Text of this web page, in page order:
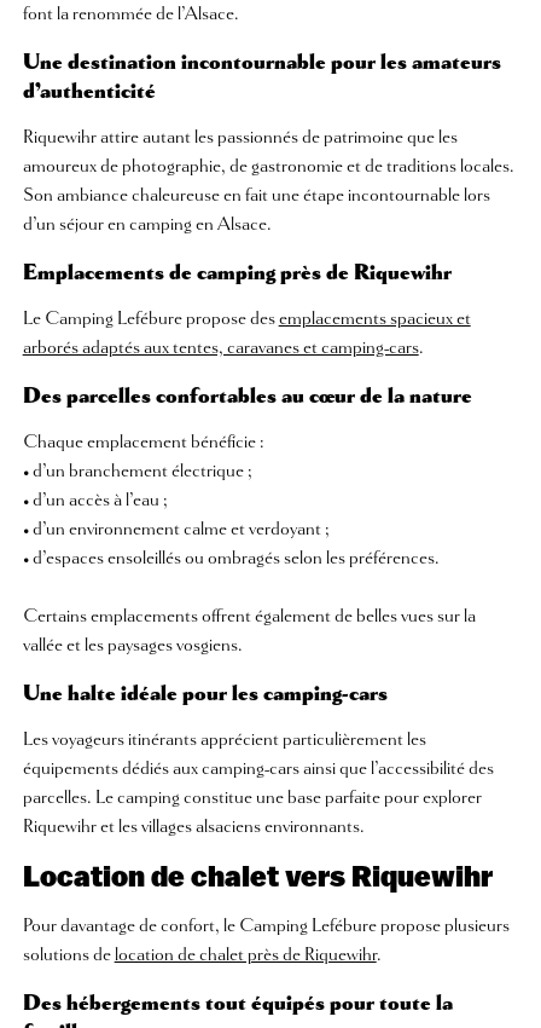
font la renommée de l’Alsace.
Une destination incontournable pour les amateurs
d’authenticité
Riquewihr attire autant les passionnés de patrimoine que les
amoureux de photographie, de gastronomie et de traditions locales.
Son ambiance chaleureuse en fait une étape incontournable lors
d’un séjour en camping en Alsace.
Emplacements de camping près de Riquewihr
Le Camping Lefébure propose desemplacements spacieux et
arborés adaptés aux tentes, caravanes et camping-cars.
Des parcelles confortables au cœur de la nature
Chaque emplacement bénéficie :
• d’un branchement électrique ;
• d’un accès à l’eau ;
• d’un environnement calme et verdoyant ;
• d’espaces ensoleillés ou ombragés selon les préférences.
Certains emplacements offrent également de belles vues sur la
vallée et les paysages vosgiens.
Une halte idéale pour les camping-cars
Les voyageurs itinérants apprécient particulièrement les
équipements dédiés aux camping-cars ainsi que l’accessibilité des
parcelles. Le camping constitue une base parfaite pour explorer
Riquewihr et les villages alsaciens environnants.
Location de chalet vers Riquewihr
Pour davantage de confort, le Camping Lefébure propose plusieurs
solutions delocation de chalet près de Riquewihr.
Des hébergements tout équipés pour toute la